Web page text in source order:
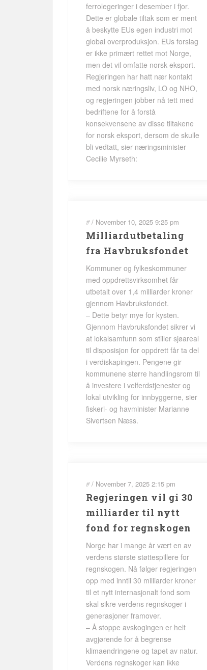
ferrolegeringer i desember i fjor.
Dette er globale tiltak som er ment
å beskytte EUs egen industri mot
global overproduksjon. EUs forslag
er ikke primært rettet mot Norge,
men det vil omfatte norsk eksport.
Regjeringen har hatt nær kontakt
med norsk næringsliv, LO og NHO,
og regjeringen jobber nå tett med
bedriftene for å forstå
konsekvensene av disse tiltakene
for norsk eksport, dersom de skulle
bli vedtatt, sier næringsminister
Cecilie Myrseth:
#/ November 10, 2025 9:25 pm
Milliardutbetaling
fra Havbruksfondet
Kommuner og fylkeskommuner
med oppdrettsvirksomhet får
utbetalt over 1,4 milliarder kroner
gjennom Havbruksfondet.
– Dette betyr mye for kysten.
Gjennom Havbruksfondet sikrer vi
at lokalsamfunn som stiller sjøareal
til disposisjon for oppdrett får ta del
i verdiskapingen. Pengene gir
kommunene større handlingsrom til
å investere i velferdstjenester og
lokal utvikling for innbyggerne, sier
fiskeri- og havminister Marianne
Sivertsen Næss.
#/ November 7, 2025 2:15 pm
Regjeringen vil gi 30
milliarder til nytt
fond for regnskogen
Norge har i mange år vært en av
verdens største støttespillere for
regnskogen. Nå følger regjeringen
opp med inntil 30 milliarder kroner
til et nytt internasjonalt fond som
skal sikre verdens regnskoger i
generasjoner framover.
– Å stoppe avskogingen er helt
avgjørende for å begrense
klimaendringene og tapet av natur.
Verdens regnskoger kan ikke